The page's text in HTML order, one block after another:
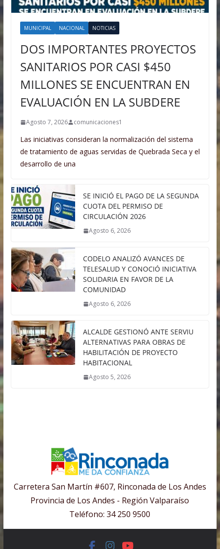
MUNICIPAL NACIONAL NOTICIAS
DOS IMPORTANTES PROYECTOS
SANITARIOS POR CASI $450
MILLONES SE ENCUENTRAN EN
EVALUACIÓN EN LA SUBDERE
Agosto 7, 2026 comunicaciones1
Las iniciativas consideran la normalización del sistema
de tratamiento de aguas servidas de Quebrada Seca y el
desarrollo de una
SE INICIÓ EL PAGO DE LA SEGUNDA
CUOTA DEL PERMISO DE
CIRCULACIÓN 2026
Agosto 6, 2026
CODELO ANALIZÓ AVANCES DE
TELESALUD Y CONOCIÓ INICIATIVA
SOLIDARIA EN FAVOR DE LA
COMUNIDAD
Agosto 6, 2026
ALCALDE GESTIONÓ ANTE SERVIU
ALTERNATIVAS PARA OBRAS DE
HABILITACIÓN DE PROYECTO
HABITACIONAL
Agosto 5, 2026
Carretera San Martín #607, Rinconada de Los Andes
Provincia de Los Andes - Región Valparaíso
Teléfono: 34 250 9500